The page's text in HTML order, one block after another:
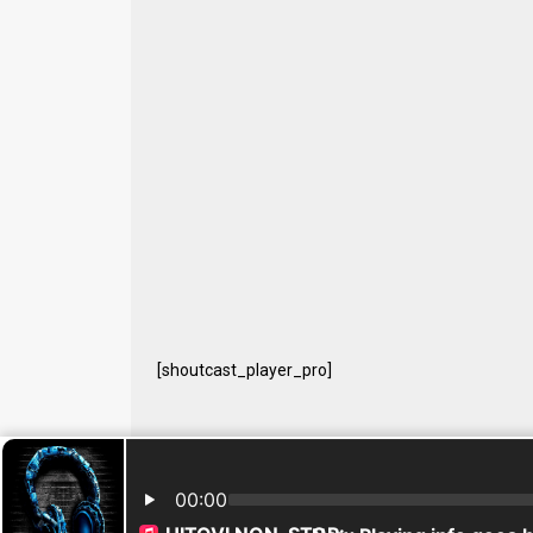
[shoutcast_player_pro]
© 2024 Free Radio Prijedor. Sva prava zaštićena